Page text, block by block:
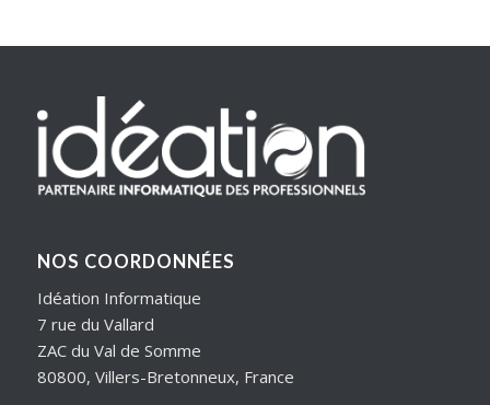
NOS COORDONNÉES
Idéation Informatique
7 rue du Vallard
ZAC du Val de Somme
80800, Villers-Bretonneux, France